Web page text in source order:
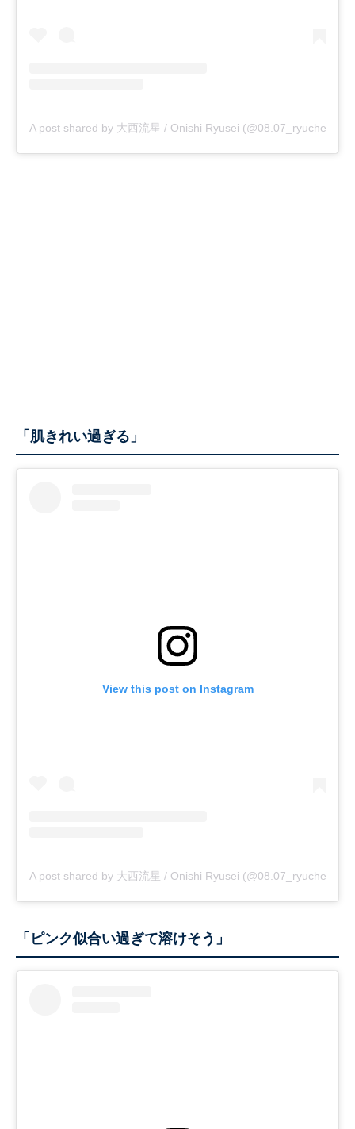
A post shared by 大西流星 / Onishi Ryusei (@08.07_ryuche)
「肌きれい過ぎる」
View this post on Instagram
A post shared by 大西流星 / Onishi Ryusei (@08.07_ryuche)
「ピンク似合い過ぎて溶けそう」